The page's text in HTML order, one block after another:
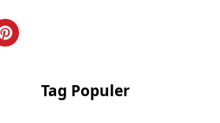
Tag Populer